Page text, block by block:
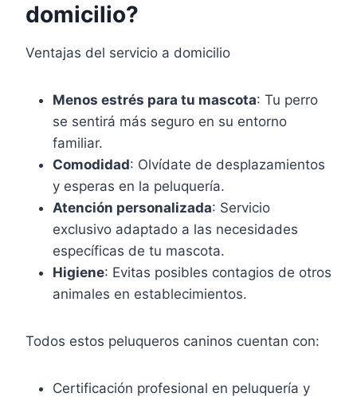
domicilio?
Ventajas del servicio a domicilio
Menos estrés para tu mascota: Tu perro
se sentirá más seguro en su entorno
familiar.
Comodidad: Olvídate de desplazamientos
y esperas en la peluquería.
Atención personalizada: Servicio
exclusivo adaptado a las necesidades
específicas de tu mascota.
Higiene: Evitas posibles contagios de otros
animales en establecimientos.
Todos estos peluqueros caninos cuentan con:
Certificación profesional en peluquería y